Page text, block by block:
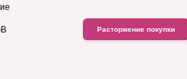
Расторжение покупки